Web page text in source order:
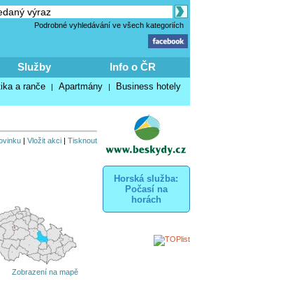
Podrobné vyhledávání ve všech kategoriích
Služby Info o ČR
a ranče | Apartmány | Business hotely
| Vložit akci| Tisknout
Zobrazení na mapě
Horská služba:
Počasí na
horách